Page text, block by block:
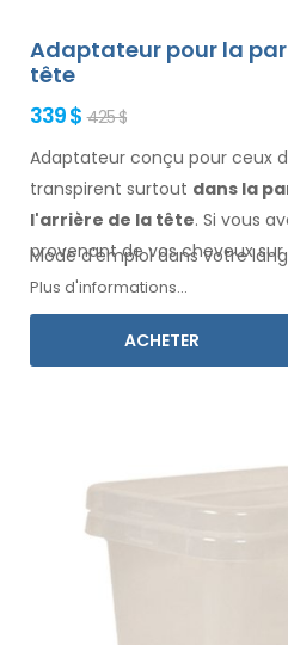
Adaptateur pour la
tête
339 $ 425 $
Adaptateur conçu pour ceux
transpirent surtout dans la
l'arrière de la tête. Si vous
provenant de vos cheveuxsur
vêtements, cet adaptateur,
Antiperspirant Forte ou Electro
fait pour vous.
Mode d'emploi dans votre
Plus d'informations...
ACHETER